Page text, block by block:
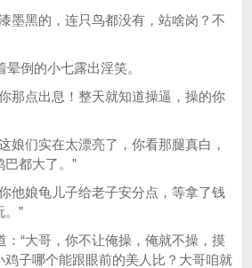
墨黑的，连只鸟都没有，站啥岗？不
倒的小七露出淫笑。
那点出息！整天就知道操逼，操的你
娘们实在太漂亮了，你看那腿真白，
都大了。”
他娘龟儿子给老子安分点，等拿了钱
。”
：“大哥，你不让俺操，俺就不操，摸
子哪个能跟眼前的美人比？大哥咱就